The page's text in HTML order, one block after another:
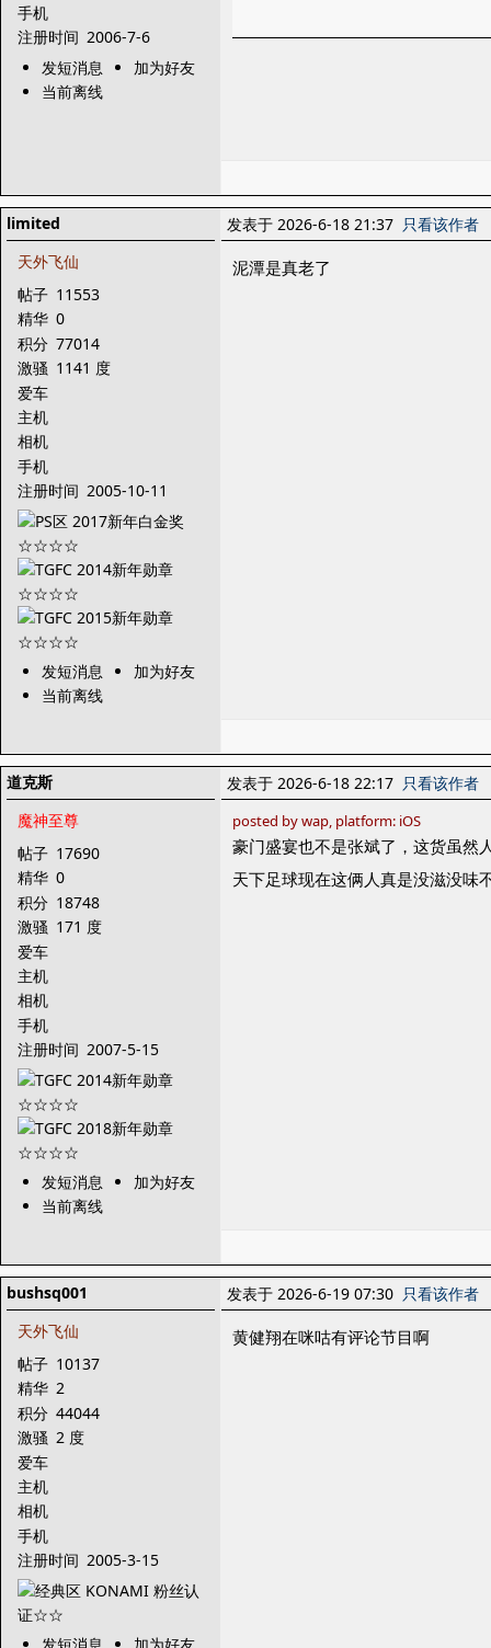
手机
注册时间 2006-7-6
发短消息
加为好友
当前离线
limited
天外飞仙
帖子 11553
精华 0
积分 77014
激骚 1141 度
爱车
主机
相机
手机
注册时间 2005-10-11
发短消息
加为好友
当前离线
发表于 2026-6-18 21:37 只看该作者
泥潭是真老了
道克斯
魔神至尊
帖子 17690
精华 0
积分 18748
激骚 171 度
爱车
主机
相机
手机
注册时间 2007-5-15
发短消息
加为好友
当前离线
发表于 2026-6-18 22:17 只看该作者
posted by wap, platform: iOS
豪门盛宴也不是张斌了，这货虽然
天下足球现在这俩人真是没滋没味
bushsq001
天外飞仙
帖子 10137
精华 2
积分 44044
激骚 2 度
爱车
主机
相机
手机
注册时间 2005-3-15
发短消息 加为好友
发表于 2026-6-19 07:30 只看该作者
黄健翔在咪咕有评论节目啊